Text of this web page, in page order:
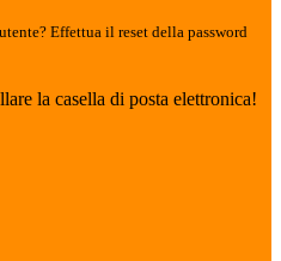
Effettua il reset della password
la casella di posta elettronica!